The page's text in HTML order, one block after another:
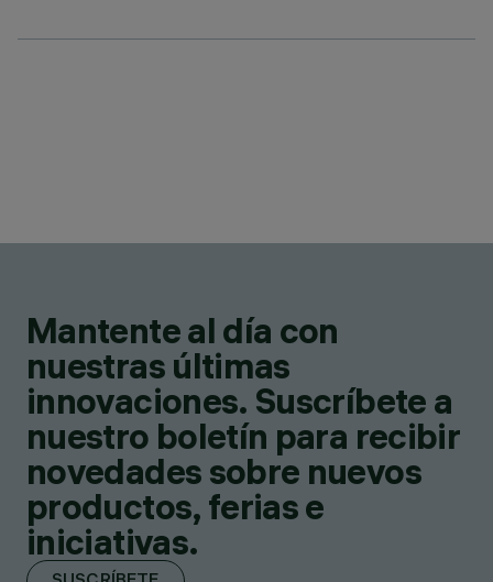
Mantente al día con
nuestras últimas
innovaciones. Suscríbete a
nuestro boletín para recibir
novedades sobre nuevos
productos, ferias e
iniciativas.